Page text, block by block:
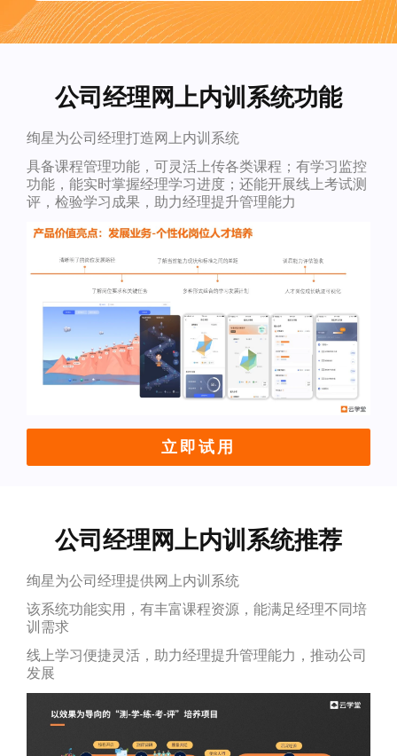
公司经理网上内训系统功能
绚星为公司经理打造网上内训系统
具备课程管理功能，可灵活上传各类课程；有学习监控
功能，能实时掌握经理学习进度；还能开展线上考试测
评，检验学习成果，助力经理提升管理能力
立即试用
公司经理网上内训系统推荐
绚星为公司经理提供网上内训系统
该系统功能实用，有丰富课程资源，能满足经理不同培
训需求
线上学习便捷灵活，助力经理提升管理能力，推动公司
发展